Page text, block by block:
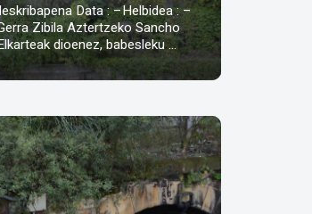
Data : –Helbidea : –
Zibila Aztertzeko Sancho
dioenez, babesleku …